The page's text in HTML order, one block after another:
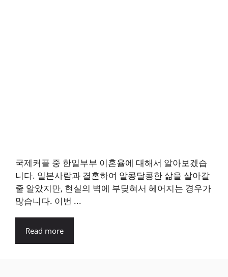
국제커플 중 한일부부 이혼율에 대해서 알아보겠습
니다. 일본사람과 결혼하여 알콩달콩한 삶을 살아갈
줄 알았지만, 현실의 벽에 부딪혀서 헤어지는 경우가
많습니다. 이번 ...
Read more